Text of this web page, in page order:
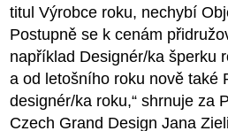
titul Výrobce roku, nechybí
Postupně se k cenám
například Designér/ka šperku
a od letošního roku nově také
designér/ka roku,“ shrnuje za
Czech Grand Design Jana